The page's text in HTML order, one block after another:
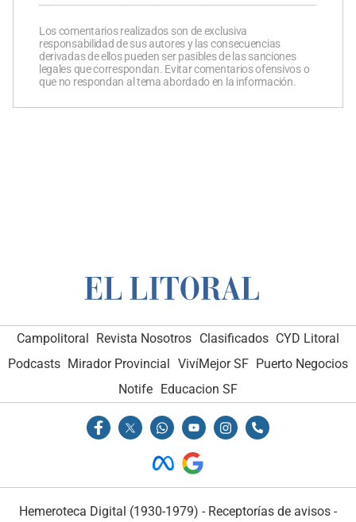
Los comentarios realizados son de exclusiva
responsabilidad de sus autores y las consecuencias
derivadas de ellos pueden ser pasibles de las sanciones
legales que correspondan. Evitar comentarios ofensivos o
que no respondan al tema abordado en la información.
Campolitoral Revista Nosotros Clasificados CYD Litoral
Podcasts Mirador Provincial VivíMejor SF Puerto Negocios
Notife Educacion SF
Hemeroteca Digital (1930-1979) - Receptorías de avisos -